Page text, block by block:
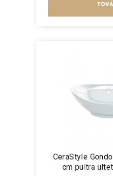
CeraStyle
cm pultra